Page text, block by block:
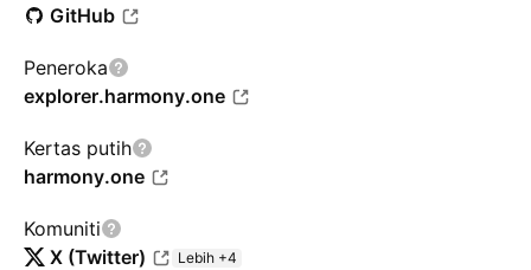
GitHub
Peneroka
explorer.harmony.one
Kertas putih
harmony.one
Komuniti
X (Twitter)
Lebih +4